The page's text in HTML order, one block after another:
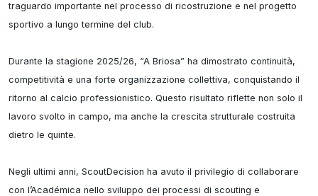
traguardo importante nel processo di ricostruzione e nel progetto
sportivo a lungo termine del club.
Durante la stagione 2025/26, “A Briosa” ha dimostrato continuità,
competitività e una forte organizzazione collettiva, conquistando il
ritorno al calcio professionistico. Questo risultato riflette non solo il
lavoro svolto in campo, ma anche la crescita strutturale costruita
dietro le quinte.
Negli ultimi anni, ScoutDecision ha avuto il privilegio di collaborare
con l’Académica nello sviluppo dei processi di scouting e